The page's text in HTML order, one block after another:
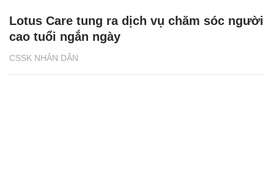
CSSK NHÂN DÂN
Lotus Care tung ra dịch vụ chăm sóc người
cao tuổi ngắn ngày